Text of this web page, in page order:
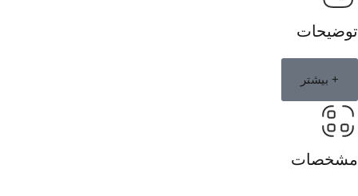
توضیحات
+ بیشتر
مشخصات